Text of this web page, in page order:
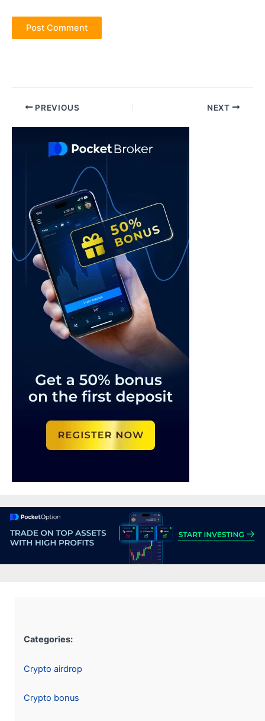
Post PREVIOUS NEXT
Categories:
Crypto airdrop
Crypto bonus